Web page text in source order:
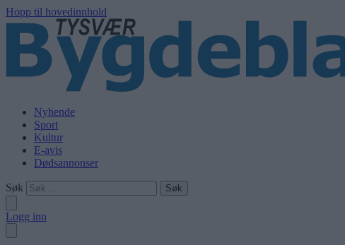
Hopp til hovedinnhold
Nyhende
Sport
Kultur
E-avis
Dødsannonser
Søk
Logg inn